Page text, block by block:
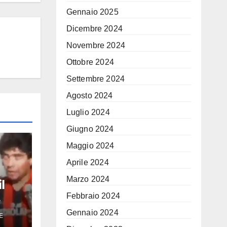
di
Gennaio 2025
Dicembre 2024
Novembre 2024
Ottobre 2024
Settembre 2024
Agosto 2024
Luglio 2024
Giugno 2024
Maggio 2024
Aprile 2024
Marzo 2024
Febbraio 2024
Gennaio 2024